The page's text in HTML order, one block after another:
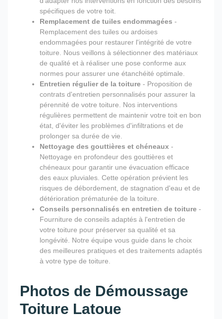
spécifiques de votre toit.
Remplacement de tuiles endommagées -
Remplacement des tuiles ou ardoises
endommagées pour restaurer l'intégrité de votre
toiture. Nous veillons à sélectionner des matériaux
de qualité et à réaliser une pose conforme aux
normes pour assurer une étanchéité optimale.
Entretien régulier de la toiture - Proposition de
contrats d'entretien personnalisés pour assurer la
pérennité de votre toiture. Nos interventions
régulières permettent de maintenir votre toit en bon
état, d'éviter les problèmes d'infiltrations et de
prolonger sa durée de vie.
Nettoyage des gouttières et chéneaux -
Nettoyage en profondeur des gouttières et
chéneaux pour garantir une évacuation efficace
des eaux pluviales. Cette opération prévient les
risques de débordement, de stagnation d'eau et de
détérioration prématurée de la toiture.
Conseils personnalisés en entretien de toiture -
Fourniture de conseils adaptés à l'entretien de
votre toiture pour préserver sa qualité et sa
longévité. Notre équipe vous guide dans le choix
des meilleures pratiques et des traitements adaptés
à votre type de toiture.
Photos de Démoussage
Toiture Latoue